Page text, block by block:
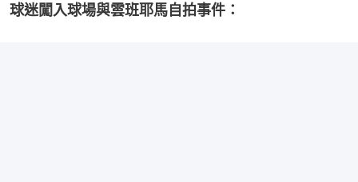
球迷闖入球場與雲班耶馬自拍事件：